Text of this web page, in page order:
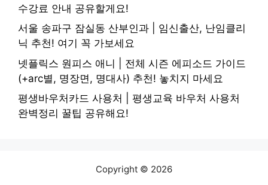
수강료 안내 공유할게요!
서울 송파구 잠실동 산부인과 | 임신출산, 난임클리
닉 추천! 여기 꼭 가보세요
넷플릭스 원피스 애니 | 전체 시즌 에피소드 가이드
(+arc별, 명장면, 명대사) 추천! 놓치지 마세요
평생바우처카드 사용처 | 평생교육 바우처 사용처
완벽정리 꿀팁 공유해요!
Copyright © 2026